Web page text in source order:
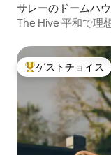
サレーのドームハ
The Hive 平
大好評のゲストチ
ゲストチョイス